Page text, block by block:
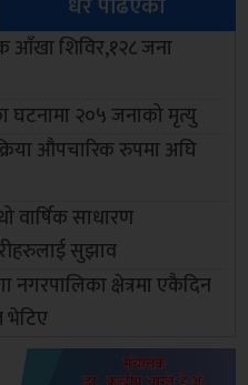
आँखा शिविर,१२८ जना
२०५ जनाको मृत्यु
औपचारिक रुपमा अघि
वार्षिक साधारण
सुझाव
नगरपालिका क्षेत्रमा एकैदिन
भेटिए